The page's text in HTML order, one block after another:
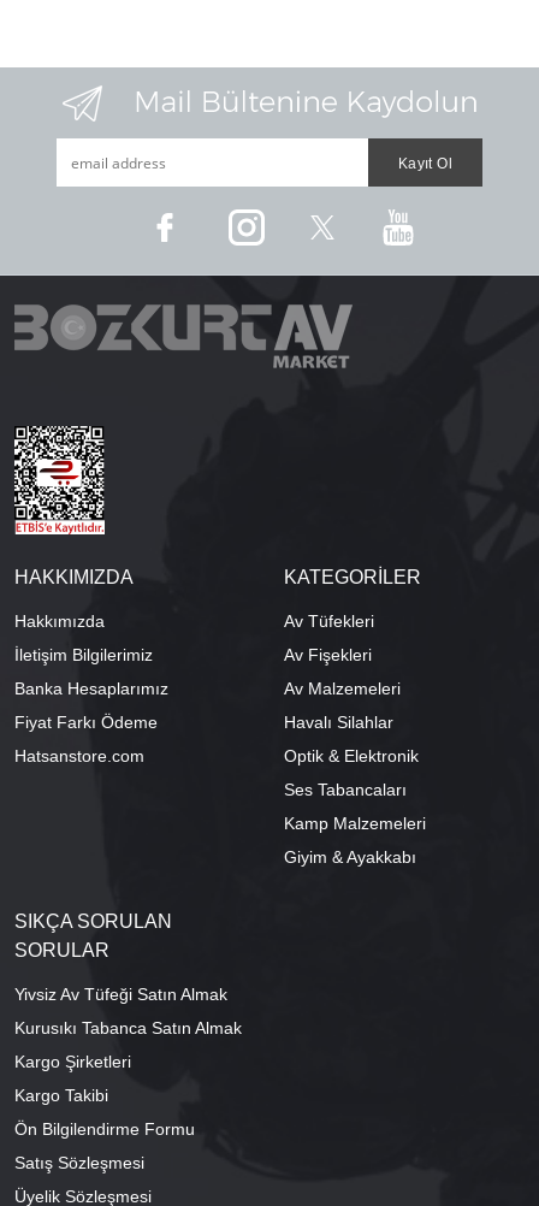
HAKKIMIZDA
Hakkımızda
İletişim Bilgilerimiz
Banka Hesaplarımız
Fiyat Farkı Ödeme
Hatsanstore.com
KATEGORİLER
Av Tüfekleri
Av Fişekleri
Av Malzemeleri
Havalı Silahlar
Optik & Elektronik
Ses Tabancaları
Kamp Malzemeleri
Giyim & Ayakkabı
SIKÇA SORULAN
SORULAR
Yivsiz Av Tüfeği Satın Almak
Kurusıkı Tabanca Satın Almak
Kargo Şirketleri
Kargo Takibi
Ön Bilgilendirme Formu
Satış Sözleşmesi
Üyelik Sözleşmesi